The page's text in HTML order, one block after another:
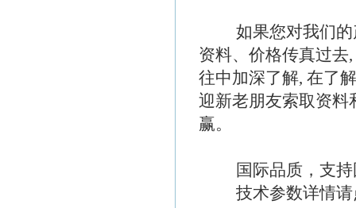
如果您对我们的产
资料、价格传真过去
往中加深了解, 在了
迎新老朋友索取资料
赢。
国际品质，支持
技术参数详情请点